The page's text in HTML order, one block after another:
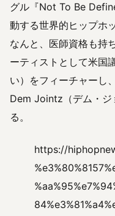
グル『Not To Be
動する世界的ヒップホ
なんと、医師資格も持
ーティストとして米国
い）をフィーチャー
Dem Jointz（デム・ジ
る。
https://